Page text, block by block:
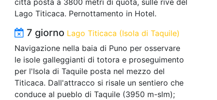
Lago Titicaca. Pernottamento in Hotel.
7 giorno Lago Titicaca (Isola di Taquile)
Navigazione nella baia di Puno per osservare
le isole galleggianti di totora e proseguimento
per l'Isola di Taquile posta nel mezzo del
Titicaca. Dall'attracco si risale un sentiero che
conduce al pueblo di Taquile (3950 m-slm);